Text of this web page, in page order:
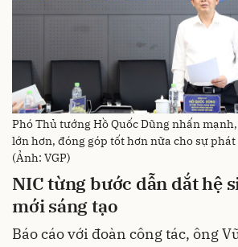
Phó Thủ tướng Hồ Quốc Dũng nhấn
lớn hơn, đóng góp tốt hơn nữa cho sự
(Ảnh: VGP)
NIC từng bước dẫn dắthệ
mới sáng tạo
Báo cáo với đoàn công tác, ông